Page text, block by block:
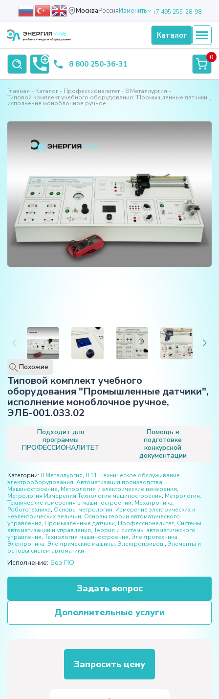
МоскваРоссияИзменить +7 495 255-28-98
Каталог
8 800 250-36-31
0
Главная Каталог Профессионалитет
8 Металлургия
Типовой комплект учебного оборудования "Промышленные датчики",
исполнение моноблочное ручное
T Похожие
Типовой комплект учебного
оборудования "Промышленные датчики",
исполнение моноблочное ручное,
ЭЛБ-001.033.02
Подходит для
программы
ПРОФЕССИОНАЛИТЕТ
Помощь в
подготовке
конкурсной
документации
Категории: 8 Металлургия, 8.11. Техническое обслуживание
электрооборудования, Автоматизация производства,
Машиностроение, Метрология и электрические измерения,
Метрология Измерения Технология машиностроения, Метрология.
Технические измерения в машиностроении, Мехатроника.
Робототехника, Основы метрологии. Измерение электрических и
неэлектрических величин, Основы теории автоматического
управления, Промышленные датчики, Профессионалитет, Системы
автоматизации и управления, Теория и системы автоматического
управления, Технология машиностроения, Электротехника.
Электроника. Электрические машины. Электропривод., Элементы и
основы систем автоматики
Исполнение: Без ПО
Задать вопрос
Дополнительные услуги
Запросить цену